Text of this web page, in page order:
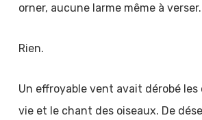
orner, aucune larme même à verser.
Rien.
Un effroyable vent avait dérobé les
vie et le chant des oiseaux. De